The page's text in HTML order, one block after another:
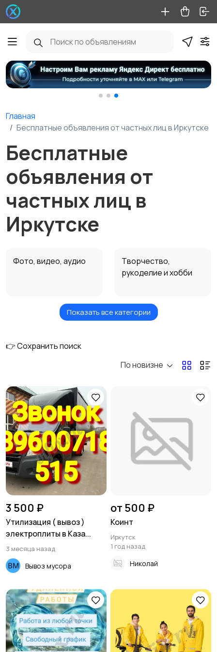
Главная
Бесплатные объявления от частных лиц в Иркутске
Бесплатные
объявления от
частных лиц в
Иркутске
Фото, видео, аудио
Творчество,
рукоделие и хобби
Недвижимость
Ремонт и
техники
Услуги красоты Перевозки и курьеры
Хозяйство и уборка
Юристы Услуги аренды
Тренеры 2
Показать все категории
👉 Сохранить поиск
По новизне
3 500 ₽
Утилизация ( вывоз )
электроплиты в Каза...
3 месяца назад
Вывоз мусора
от 500 ₽
Коинт
Иркутск
1 год назад
Николай